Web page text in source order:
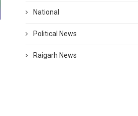
National
Political News
Raigarh News